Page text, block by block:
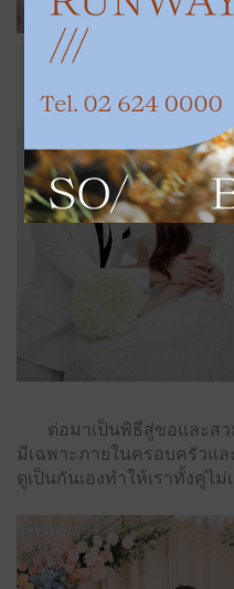
ต่อมาเป็นพิธีสู่ขอและสว
มีเฉพาะภายในครอบครัวแ
ดูเป็นกันเองทำให้เราทั้งคู่ไม่